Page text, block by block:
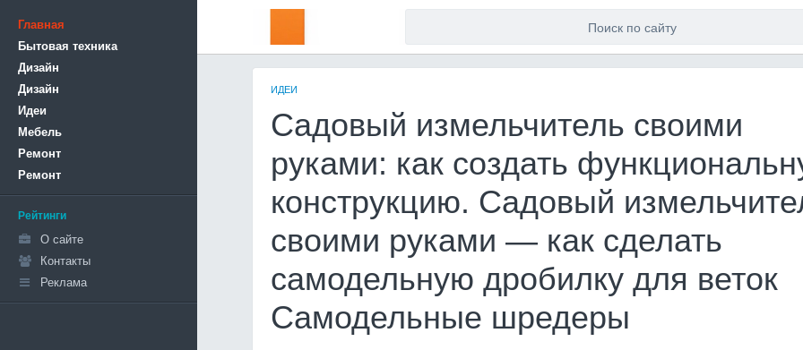
Главная
Бытовая техника
Дизайн
Дизайн
Идеи
Мебель
Ремонт
Ремонт
Рейтинги
О сайте
Контакты
Реклама
ИДЕИ
Садовый измельчитель своими
руками: как создать
конструкцию. Садовый
своими руками — как сделать
самодельную дробилку для веток
Самодельные шредеры